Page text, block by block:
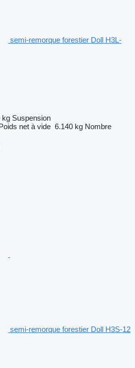
semi-remorque forestier Doll H3L-
kg Suspension
net à vide 6.140 kg Nombre
semi-remorque forestier Doll H3S-12